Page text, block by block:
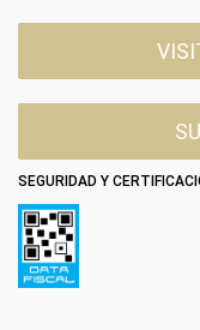
SEGURIDAD Y